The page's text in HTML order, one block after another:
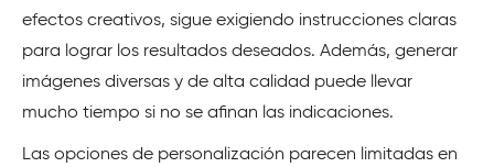
efectos creativos, sigue exigiendo instrucciones claras
para lograr los resultados deseados. Además, generar
imágenes diversas y de alta calidad puede llevar
mucho tiempo si no se afinan las indicaciones.
Las opciones de personalización parecen limitadas en